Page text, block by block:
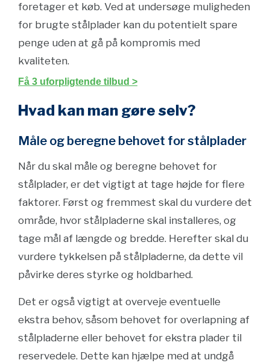
foretager et køb. Ved at undersøge muligheden
for brugte stålplader kan du potentielt spare
penge uden at gå på kompromis med
kvaliteten.
Få 3 uforpligtende tilbud >
Hvad kan man gøre selv?
Måle og beregne behovet for stålplader
Når du skal måle og beregne behovet for
stålplader, er det vigtigt at tage højde for flere
faktorer. Først og fremmest skal du vurdere det
område, hvor stålpladerne skal installeres, og
tage mål af længde og bredde. Herefter skal du
vurdere tykkelsen på stålpladerne, da dette vil
påvirke deres styrke og holdbarhed.
Det er også vigtigt at overveje eventuelle
ekstra behov, såsom behovet for overlapning af
stålpladerne eller behovet for ekstra plader til
reservedele. Dette kan hjælpe med at undgå